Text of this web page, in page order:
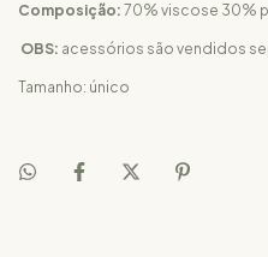
Composição: 70% viscose 30%
OBS: acessórios são vendidos
Tamanho: único